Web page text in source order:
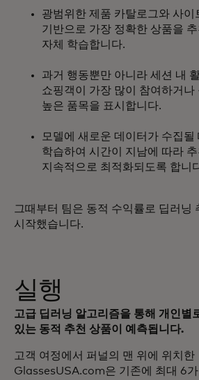
광범위한 제품 카탈로그와 사이
기반으로 가장 정확한 상품을
자체 학습합니다.
과거 행동뿐만 아니라 세션 내
쇼핑객이 가장 많이 참여하거나
높은 품목을 표시합니다.
모델에 새로운 데이터가 수집될
학습하여 시간이 지남에 따라
지속적으로 최적화되도록 합니
그때부터 팀은 동적 수익률로 딥러닝
시작했습니다.
실행
고급 딥러닝 알고리즘을 통해 개인별
있는 동적 추천 상품이 예측됩니다.
고객 여정에서 퍼널의 맨 위에 위치한
GlassesUSA.com은 기존에 최대 6